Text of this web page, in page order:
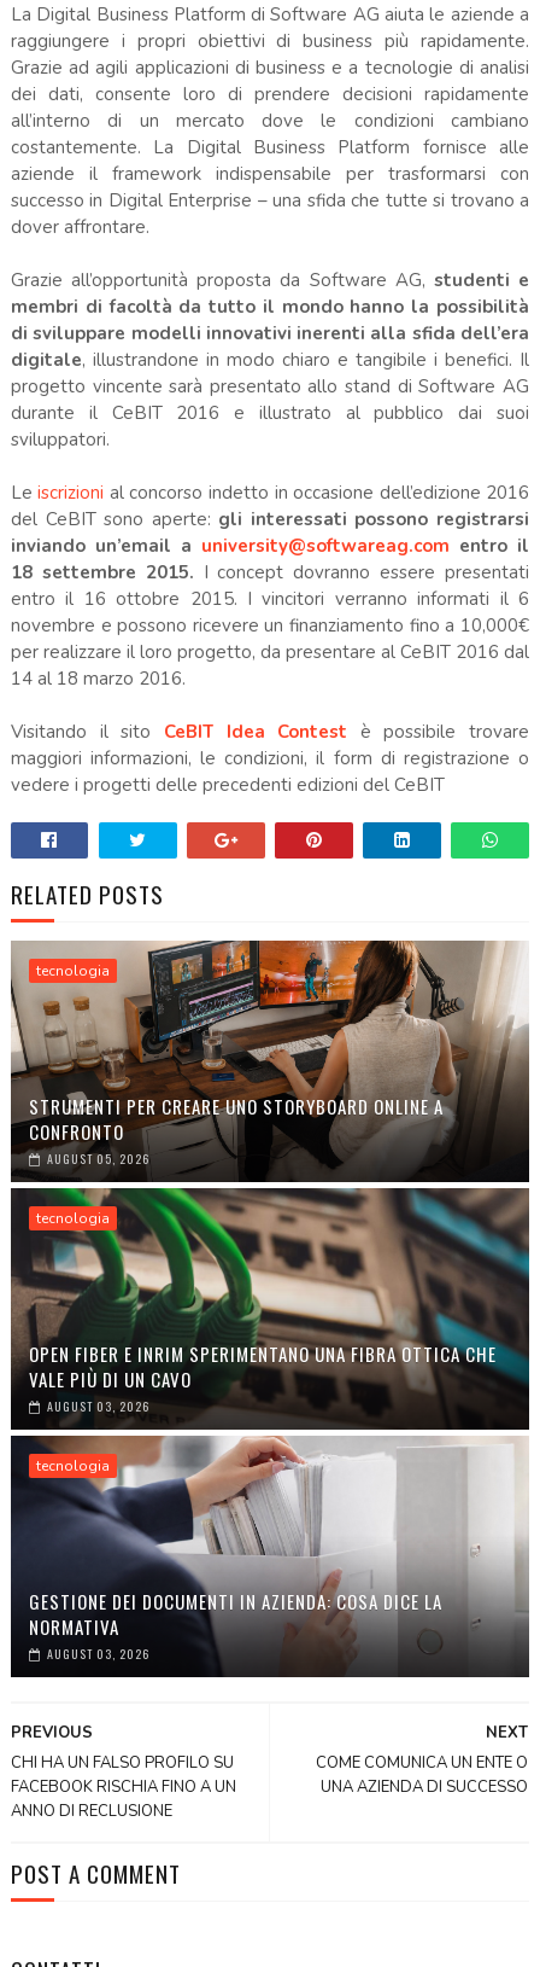
La Digital Business Platform di Software AG aiuta le aziende a
raggiungere i propri obiettivi di business più rapidamente.
Grazie ad agili applicazioni di business e a tecnologie di analisi
dei dati, consente loro di prendere decisioni rapidamente
all’interno di un mercato dove le condizioni cambiano
costantemente. La Digital Business Platform fornisce alle
aziende il framework indispensabile per trasformarsi con
successo in Digital Enterprise – una sfida che tutte si trovano a
dover affrontare.
Grazie all’opportunità proposta da Software AG, studenti e
membri di facoltà da tutto il mondo hanno la possibilità
di sviluppare modelli innovativi inerenti alla sfida dell’era
digitale, illustrandone in modo chiaro e tangibile i benefici. Il
progetto vincente sarà presentato allo stand di Software AG
durante il CeBIT 2016 e illustrato al pubblico dai suoi
sviluppatori.
Leiscrizioni al concorso indetto in occasione dell’edizione 2016
del CeBIT sono aperte: gli interessati possono registrarsi
inviando un’email a university@softwareag.com entro il
18 settembre 2015. I concept dovranno essere presentati
entro il 16 ottobre 2015. I vincitori verranno informati il 6
novembre e possono ricevere un finanziamento fino a 10,000€
per realizzare il loro progetto, da presentare al CeBIT 2016 dal
14 al 18 marzo 2016.
Visitando il sito CeBIT Idea Contest è possibile trovare
maggiori informazioni, le condizioni, il form di registrazione o
vedere i progetti delle precedenti edizioni del CeBIT
RELATED POSTS
tecnologia
STRUMENTI PER CREARE UNO STORYBOARD ONLINE A
CONFRONTO
AUGUST 05, 2026
tecnologia
OPEN FIBER E INRIM SPERIMENTANO UNA FIBRA OTTICA CHE
VALE PIÙ DI UN CAVO
AUGUST 03, 2026
tecnologia
GESTIONE DEI DOCUMENTI IN AZIENDA: COSA DICE LA
NORMATIVA
AUGUST 03, 2026
NEXT
COME COMUNICA UN ENTE O
UNA AZIENDA DI SUCCESSO
PREVIOUS
CHI HA UN FALSO PROFILO SU
FACEBOOK RISCHIA FINO A UN
ANNO DI RECLUSIONE
POST A COMMENT